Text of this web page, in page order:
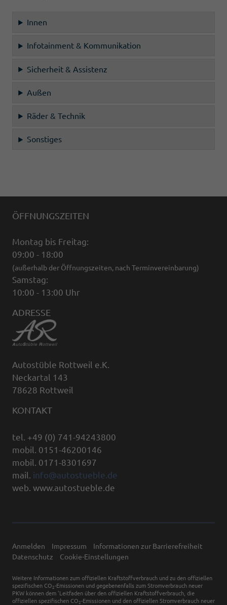
Innen
Infotainment & Kommunikation
Sicherheit & Assistenz
Außen
Räder & Technik
Sonstiges
ÖFFNUNGSZEITEN
Montag bis Freitag:
09:00 - 18:00
(außerhalb der Öffnungszeiten, nach Terminvereinbarung)
Samstag:
10:00 - 13:00 Uhr
ADRESSE
Autostüble Rottweil e.K.
Neckartal 143
78628 Rottweil
KONTAKT
tel. +49 (0) 741-94243800
mobil. 0151-46200146
mobil. 0171-8301697
mail. info@autostueble.de
web. www.autostueble.de
Anmelden Impressum
Informationen zur Barrierefreiheit
Datenschutz
Cookie-Einstellungen
Weitere Informationen zum offiziellen Kraftstoffverbrauch und zu den offiziellen
spezifischen CO 2-Emissionen und gegebenenfalls zum Stromverbrauch neuer
PKW können dem 'Leitfaden über den offiziellen Kraftstoffverbrauch, die
offiziellen spezifischen CO 2-Emissionen und den offiziellen Stromverbrauch neuer